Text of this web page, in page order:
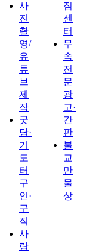
사
진
촬
영/
유
튜
브
제
작
굿
당·
기
도
터
구
인·
구
직
사
랑
짐
센
터
무
속
전
문
광
고·
간
판
불
교
만
물
상